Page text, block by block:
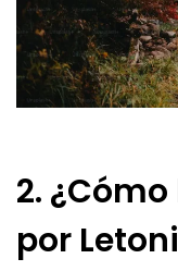
2.
por